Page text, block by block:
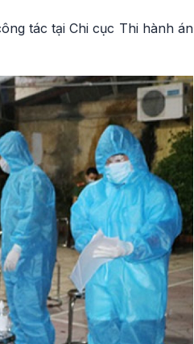
tác tại Chi cục Thi hành án